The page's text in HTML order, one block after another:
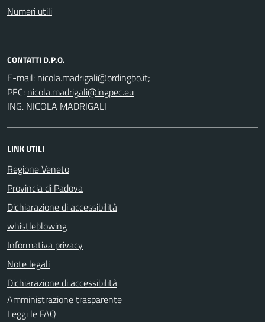
Numeri utili
CONTATTI D.P.O.
E-mail:
;
PEC:
ING. NICOLA MADRIGALI
LINK UTILI
Regione Veneto
Provincia di Padova
Dichiarazione di accessibilità
whistleblowing
Informativa privacy
Note legali
Dichiarazione di accessibilità
Amministrazione trasparente
Leggi le FAQ